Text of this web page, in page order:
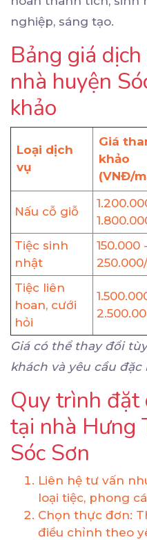
nghiệp, sáng tạo.
Bảng giá
nhà huyện
khảo
Loại dịch
vụ
Giá
khảo
(VNĐ/
Nấu cỗ giỗ
Tiệc sinh
nhật
150.000 -
Tiệc liên
hoan, cưới
hỏi
Giá có thể thay đổi
khách và yêu cầu đặc
Quy trình đặt
tại nhà Hưng
Sóc Sơn
Liên hệ tư vấn
loại tiệc, phong
Chọn thực đơn:
điều chỉnh theo